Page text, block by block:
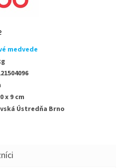
medvede
x 9 cm
Ústredňa Brno